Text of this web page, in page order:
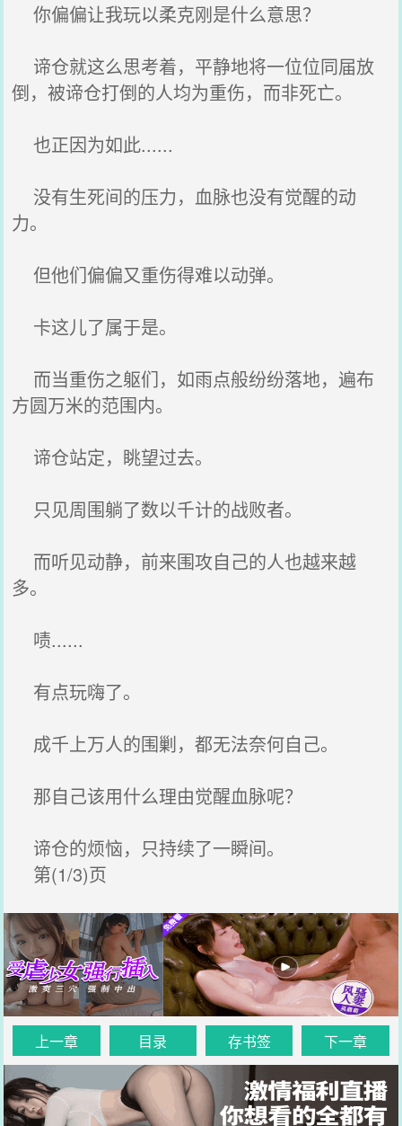
你偏偏让我玩以柔克刚是什么意思？
谛仓就这么思考着，平静地将一位位同届放
倒，被谛仓打倒的人均为重伤，而非死亡。
也正因为如此......
没有生死间的压力，血脉也没有觉醒的动
力。
但他们偏偏又重伤得难以动弹。
卡这儿了属于是。
而当重伤之躯们，如雨点般纷纷落地，遍布
方圆万米的范围内。
谛仓站定，眺望过去。
只见周围躺了数以千计的战败者。
而听见动静，前来围攻自己的人也越来越
多。
啧......
有点玩嗨了。
成千上万人的围剿，都无法奈何自己。
那自己该用什么理由觉醒血脉呢？
谛仓的烦恼，只持续了一瞬间。
第(1/3)页
上一章 目录 存书签 下一章